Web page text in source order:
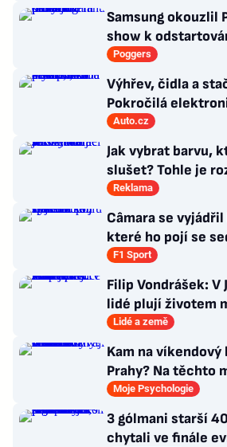
Samsung okouzlil
show k
nových produktů
Poggers
Výhřev, čidla a
Pokročilá
zákazníků
Auto.cz
Jak vybrat barvu,
slušet? Tohle je
Reklama
Câmara se
které ho pojí se
F1 Sport
Filip Vondrášek: V
lidé plují životem
věci tolik neřeší
Lidé a země
Kam na
Prahy? Na těchto
dlouhou snídani
Moje Psychologie
3 gólmani starší
chytali ve finále